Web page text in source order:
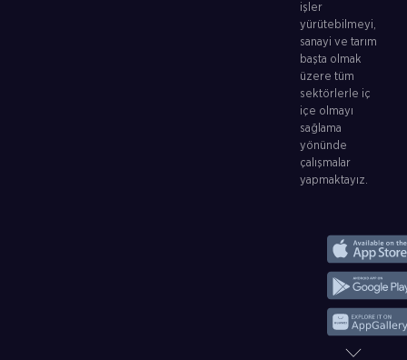
işler
yürütebilmeyi,
sanayi ve tarım
başta olmak
üzere tüm
sektörlerle iç
içe olmayı
sağlama
yönünde
çalışmalar
yapmaktayız.